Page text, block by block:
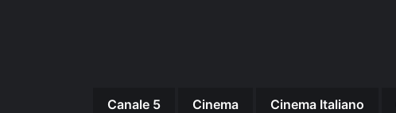
Canale 5 Cinema Cinema Italiano